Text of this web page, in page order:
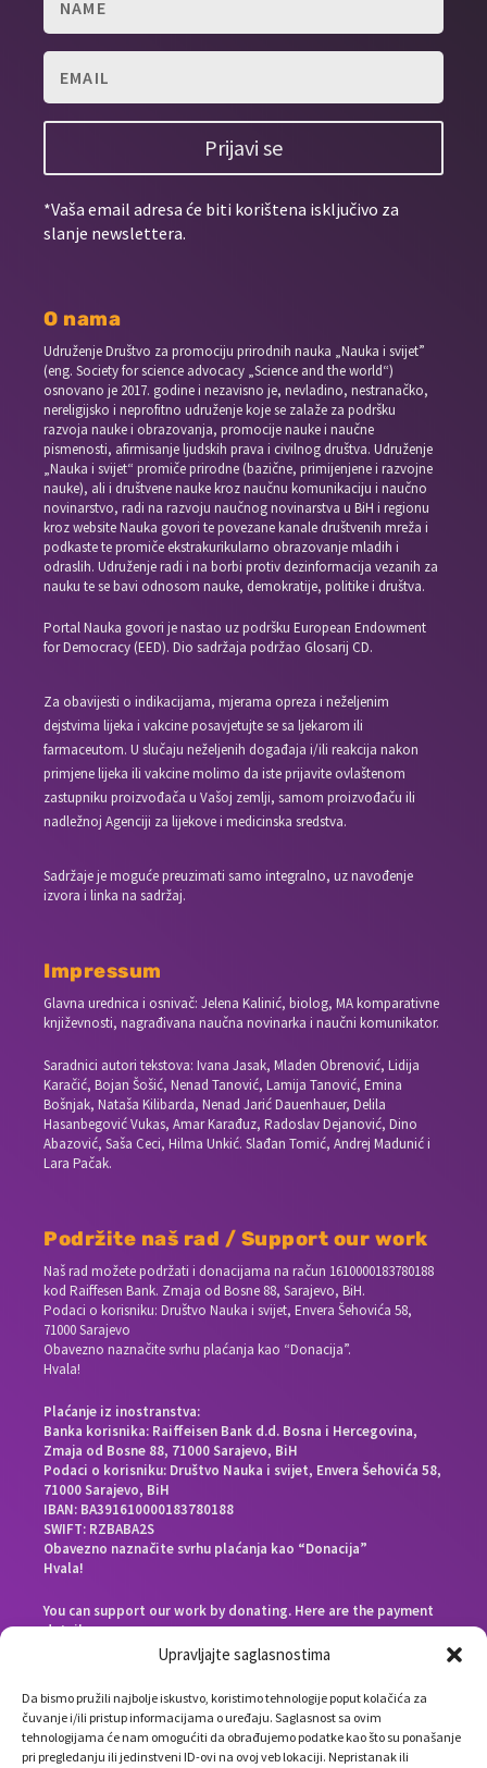
Upravljajte saglasnostima
Da bismo pružili najbolje iskustvo, koristimo tehnologije poput kolačića za
čuvanje i/ili pristup informacijama o uređaju. Saglasnost sa ovim
tehnologijama će nam omogućiti da obrađujemo podatke kao što su ponašanje
pri pregledanju ili jedinstveni ID-ovi na ovoj veb lokaciji. Nepristanak ili
Prijavi se
*Vaša email adresa će biti korištena isključivo za
slanje newslettera.
O nama
Udruženje Društvo za promociju prirodnih nauka „Nauka i svijet”
(eng. Society for science advocacy „Science and the world“)
osnovano je 2017. godine i nezavisno je, nevladino, nestranačko,
nereligijsko i neprofitno udruženje koje se zalaže za podršku
razvoja nauke i obrazovanja, promocije nauke i naučne
pismenosti, afirmisanje ljudskih prava i civilnog društva. Udruženje
„Nauka i svijet“ promiče prirodne (bazične, primijenjene i razvojne
nauke), ali i društvene nauke kroz naučnu komunikaciju i naučno
novinarstvo, radi na razvoju naučnog novinarstva u BiH i regionu
kroz website Nauka govori te povezane kanale društvenih mreža i
podkaste te promiče ekstrakurikularno obrazovanje mladih i
odraslih. Udruženje radi i na borbi protiv dezinformacija vezanih za
nauku te se bavi odnosom nauke, demokratije, politike i društva.
Portal Nauka govori je nastao uz podršku European Endowment
for Democracy (EED). Dio sadržaja podržao Glosarij CD.
Za obavijesti o indikacijama, mjerama opreza i neželjenim
dejstvima lijeka i vakcine posavjetujte se sa ljekarom ili
farmaceutom. U slučaju neželjenih događaja i/ili reakcija nakon
primjene lijeka ili vakcine molimo da iste prijavite ovlaštenom
zastupniku proizvođača u Vašoj zemlji, samom proizvođaču ili
nadležnoj Agenciji za lijekove i medicinska sredstva.
Sadržaje je moguće preuzimati samo integralno, uz navođenje
izvora i linka na sadržaj.
Impressum
Glavna urednica i osnivač: Jelena Kalinić, biolog, MA komparativne
književnosti, nagrađivana naučna novinarka i naučni komunikator.
Saradnici autori tekstova: Ivana Jasak, Mladen Obrenović, Lidija
Karačić, Bojan Šošić, Nenad Tanović, Lamija Tanović, Emina
Bošnjak, Nataša Kilibarda, Nenad Jarić Dauenhauer, Delila
Hasanbegović Vukas, Amar Karađuz, Radoslav Dejanović, Dino
Abazović, Saša Ceci, Hilma Unkić. Slađan Tomić, Andrej Madunić i
Lara Pačak.
Podržite naš rad / Support our work
Naš rad možete podržati i donacijama na račun 1610000183780188
kod Raiffesen Bank. Zmaja od Bosne 88, Sarajevo, BiH.
Podaci o korisniku: Društvo Nauka i svijet, Envera Šehovića 58,
71000 Sarajevo
Obavezno naznačite svrhu plaćanja kao “Donacija”.
Hvala!
Plaćanje iz inostranstva:
Banka korisnika: Raiffeisen Bank d.d. Bosna i Hercegovina,
Zmaja od Bosne 88, 71000 Sarajevo, BiH
Podaci o korisniku: Društvo Nauka i svijet, Envera Šehovića 58,
71000 Sarajevo, BiH
IBAN: BA391610000183780188
SWIFT: RZBABA2S
Obavezno naznačite svrhu plaćanja kao “Donacija”
Hvala!
You can support our work by donating. Here are the payment
details:
Beneficiary bank: Raiffeisen Bank d.d. Bosna i Hercegovina,
Zmaja od Bosne 88, 71000 Sarajevo, Bosnia and Herzegovina
End beneficiary: Društvo Nauka i svijet, Envera Šehovića 58,
71000 Sarajevo, Bosnia and Herzegovina
IBAN: BA391610000183780188
SWIFT: RZBABA2S